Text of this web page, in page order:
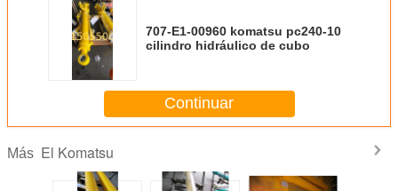
707-E1-00960 komatsu pc240-10
cilindro hidráulico de cubo
Continuar
Más El Komatsu